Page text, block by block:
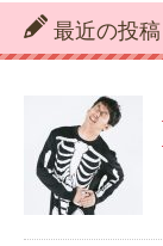
最近の投稿